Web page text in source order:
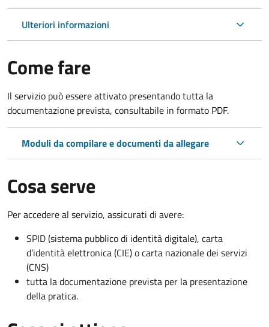
Ulteriori informazioni
Come fare
Il servizio può essere attivato presentando tutta la
documentazione prevista, consultabile in formato PDF.
Moduli da compilare e documenti da allegare
Cosa serve
Per accedere al servizio, assicurati di avere:
SPID (sistema pubblico di identità digitale), carta
d’identità elettronica (CIE) o carta nazionale dei servizi
(CNS)
tutta la documentazione prevista per la presentazione
della pratica.